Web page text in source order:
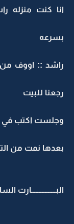
انا كنت منزله
بسرعه
راشد :: اووف
رجعنا للبيت
وجلست اكتب في
بعدها نمت من
البــــــــــــــــارت